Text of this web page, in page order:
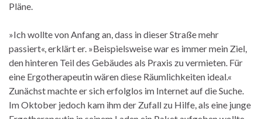
Pläne.
»Ich wollte von Anfang an, dass in dieser Straße mehr
passiert«, erklärt er. »Beispielsweise war es immer mein Ziel,
den hinteren Teil des Gebäudes als Praxis zu vermieten. Für
eine Ergotherapeutin wären diese Räumlichkeiten ideal.«
Zunächst machte er sich erfolglos im Internet auf die Suche.
Im Oktober jedoch kam ihm der Zufall zu Hilfe, als eine junge